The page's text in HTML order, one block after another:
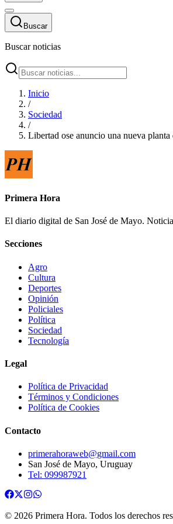
Buscar
Buscar noticias
Inicio
/
Sociedad
/
Libertad ose anuncio una nueva
Primera Hora
El diario digital de San José de Mayo.
Secciones
Agro
Cultura
Deportes
Opinión
Policiales
Política
Sociedad
Tecnología
Legal
Política de Privacidad
Términos y Condiciones
Política de Cookies
Contacto
primerahoraweb@gmail.com
San José de Mayo, Uruguay
Tel: 099987921
© 2026 Primera Hora. Todos los derechos